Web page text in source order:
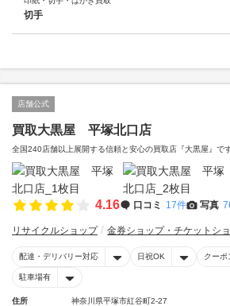
切手
店舗公式
買取大黒屋 平塚北口店
全国240店舗以上展開する信頼と安心の買取店『大黒屋』で
4.16 口コミ 17件 写真
リサイクルショップ 金券ショップ・チケットシ
配達・デリバリー対応 日祝OK クーポ
駐車場有
住所
神奈川県平塚市紅谷町2-27